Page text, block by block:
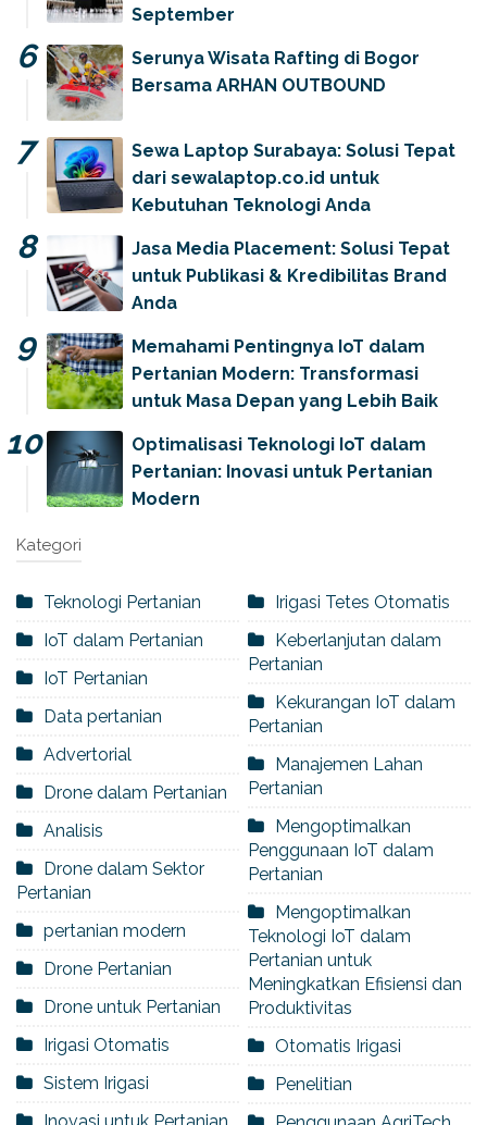
September
Serunya Wisata Rafting di Bogor
Bersama ARHAN OUTBOUND
Sewa Laptop Surabaya: Solusi Tepat
dari sewalaptop.co.id untuk
Kebutuhan Teknologi Anda
Jasa Media Placement: Solusi Tepat
untuk Publikasi & Kredibilitas Brand
Anda
Memahami Pentingnya IoT dalam
Pertanian Modern: Transformasi
untuk Masa Depan yang Lebih Baik
Optimalisasi Teknologi IoT dalam
Pertanian: Inovasi untuk Pertanian
Modern
Kategori
Teknologi Pertanian
IoT dalam Pertanian
IoT Pertanian
Data pertanian
Advertorial
Drone dalam Pertanian
Analisis
Drone dalam Sektor
Pertanian
pertanian modern
Drone Pertanian
Drone untuk Pertanian
Irigasi Otomatis
Sistem Irigasi
Irigasi Tetes Otomatis
Keberlanjutan dalam
Pertanian
Kekurangan IoT dalam
Pertanian
Manajemen Lahan
Pertanian
Mengoptimalkan
Penggunaan IoT dalam
Pertanian
Mengoptimalkan
Teknologi IoT dalam
Pertanian untuk
Meningkatkan Efisiensi dan
Produktivitas
Otomatis Irigasi
Penelitian